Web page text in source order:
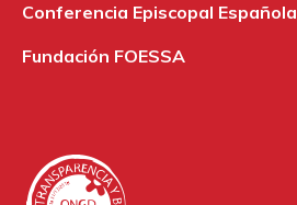
Conferencia Episcopal Española
Fundación FOESSA